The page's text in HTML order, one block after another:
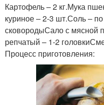
Картофель – 2 кг.Мука
куриное – 2-3 шт.Соль –
сковородыСало с мясной
репчатый – 1-2
Процесс приготовления: